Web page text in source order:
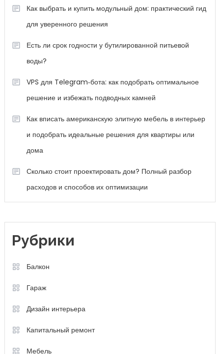
Как выбрать и купить модульный дом: практический гид
для уверенного решения
Есть ли срок годности у бутилированной питьевой
воды?
VPS для Telegram‑бота: как подобрать оптимальное
решение и избежать подводных камней
Как вписать американскую элитную мебель в интерьер
и подобрать идеальные решения для квартиры или
дома
Сколько стоит проектировать дом? Полный разбор
расходов и способов их оптимизации
Рубрики
Балкон
Гараж
Дизайн интерьера
Капитальный ремонт
Мебель